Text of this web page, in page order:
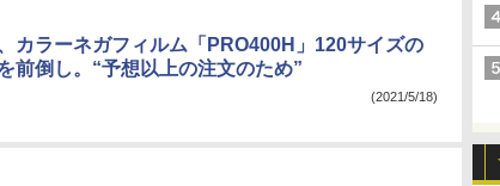
カラーネガフィルム「PRO400H」120サイズの
前倒し。“予想以上の注文のため”
(2021/5/18)